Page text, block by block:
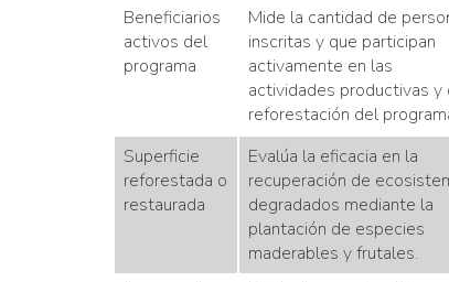
Beneficiarios
activos del
programa
Mide la cantidad de
inscritas y que participan
activamente en las
actividades productivas y
reforestación del
Superficie
reforestada o
restaurada
Evalúa la eficacia en la
recuperación de
degradados mediante la
plantación de especies
maderables y frutales.